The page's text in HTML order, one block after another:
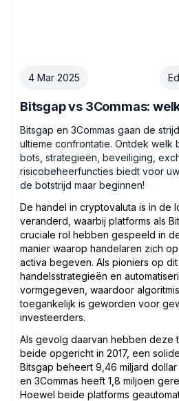
4 Mar 2025
Bitsgap vs 3Commas:
Bitsgap en 3Commas gaan de
ultieme confrontatie. Ontdek welk
bots, strategieën, beveiliging,
risicobeheerfuncties biedt voor
de botstrijd maar beginnen!
De handel in cryptovaluta is in de
veranderd, waarbij platforms als
cruciale rol hebben gespeeld in
manier waarop handelaren zich
activa begeven. Als pioniers op
handelsstrategieën en
vormgegeven, waardoor
toegankelijk is geworden voor
investeerders.
Als gevolg daarvan hebben deze
beide opgericht in 2017, een
Bitsgap beheert 9,46 miljard
en 3Commas heeft 1,8 miljoen
Hoewel beide platforms